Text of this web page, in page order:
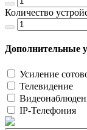
Количество
Дополнительные
Усиление
Телевидение
IP-Телефония